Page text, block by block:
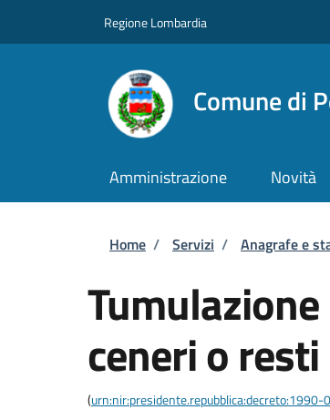
Regione Lombardia
Comune di
Amministrazione Novità
Briciole di
Home / Servizi / Anagrafe e
ceneri o
(